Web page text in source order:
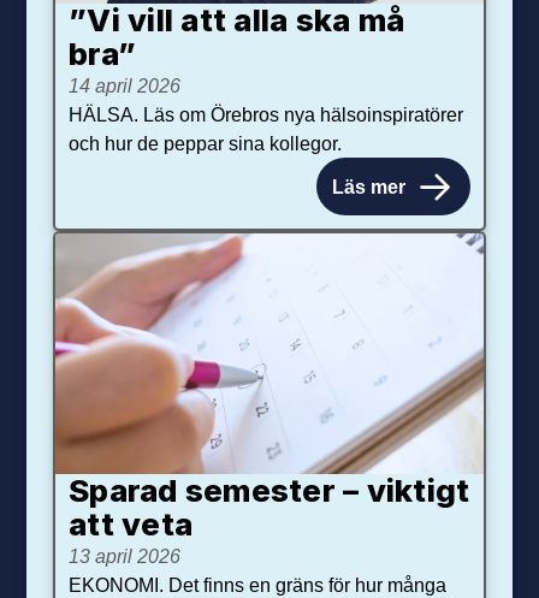
”Vi vill att alla ska må
bra”
14 april 2026
HÄLSA. Läs om Örebros nya hälsoinspiratörer
och hur de peppar sina kollegor.
Läs mer
Sparad semester – viktigt
att veta
13 april 2026
EKONOMI. Det finns en gräns för hur många